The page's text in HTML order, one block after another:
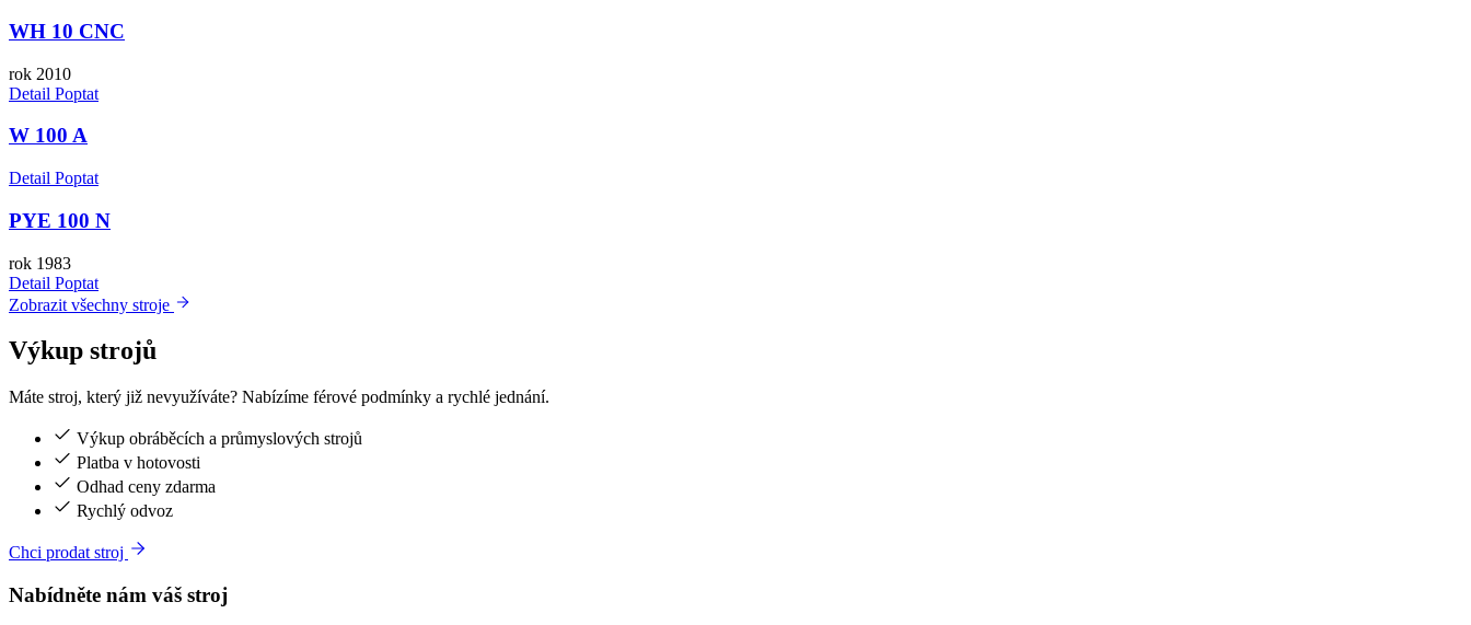
WH 10 CNC
rok 2010
Detail Poptat
W 100 A
Detail Poptat
PYE 100 N
rok 1983
Detail Poptat
Zobrazit všechny stroje
Výkup strojů
Máte stroj, který již nevyužíváte? Nabízíme férové podmínky a rychlé jednání.
Výkup obráběcích a průmyslových strojů
Platba v hotovosti
Odhad ceny zdarma
Rychlý odvoz
Chci prodat stroj
Nabídněte nám váš stroj